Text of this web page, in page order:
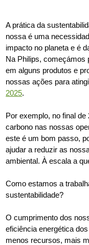
A prática da
nossa é uma
impacto no planeta e é
Na Philips, começámos
em alguns produtos e
nossas ações para
2025.
Por exemplo, no final
carbono nas nossas
este é um bom passo,
ajudar a reduzir as
ambiental. À escala a
Como estamos a
sustentabilidade?
O cumprimento dos
eficiência energética
menos recursos, mais